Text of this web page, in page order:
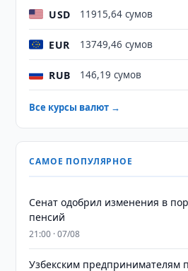
USD 11915,64 сумов
EUR 13749,46 сумов
RUB 146,19 сумов
Все курсы валют →
САМОЕ ПОПУЛЯРНОЕ
Сенат одобрил изменения в
пенсий
21:00 · 07/08
Узбекским предпринимателям